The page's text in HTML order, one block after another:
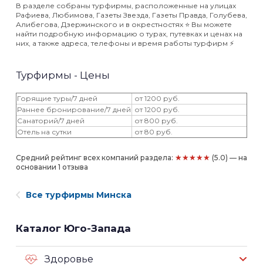
В разделе собраны турфирмы, расположенные на улицах
Рафиева, Любимова, Газеты Звезда, Газеты Правда, Голубева,
Алибегова, Дзержинского и в окрестностях ⭐️ Вы можете
найти подробную информацию о турах, путевках и ценах на
них, а также адреса, телефоны и время работы турфирм ⚡️
Турфирмы - Цены
Горящие туры/7 дней
от 1200 руб.
Раннее бронирование/7 дней от 1200 руб.
Санаторий/7 дней
от 800 руб.
Отель на сутки
от 80 руб.
Средний рейтинг всех компаний раздела: ★★★★★ (5.0) — на
основании 1 отзыва
Все турфирмы Минска
Каталог Юго-Запада
Здоровье